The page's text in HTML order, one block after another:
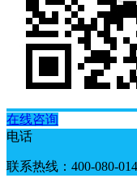
在线咨询
电话
联系热线：400-080-